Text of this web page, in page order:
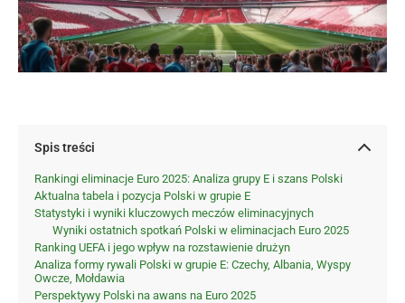
Spis treści
Rankingi eliminacje Euro 2025: Analiza grupy E i szans Polski
Aktualna tabela i pozycja Polski w grupie E
Statystyki i wyniki kluczowych meczów eliminacyjnych
Wyniki ostatnich spotkań Polski w eliminacjach Euro 2025
Ranking UEFA i jego wpływ na rozstawienie drużyn
Analiza formy rywali Polski w grupie E: Czechy, Albania, Wyspy
Owcze, Mołdawia
Perspektywy Polski na awans na Euro 2025